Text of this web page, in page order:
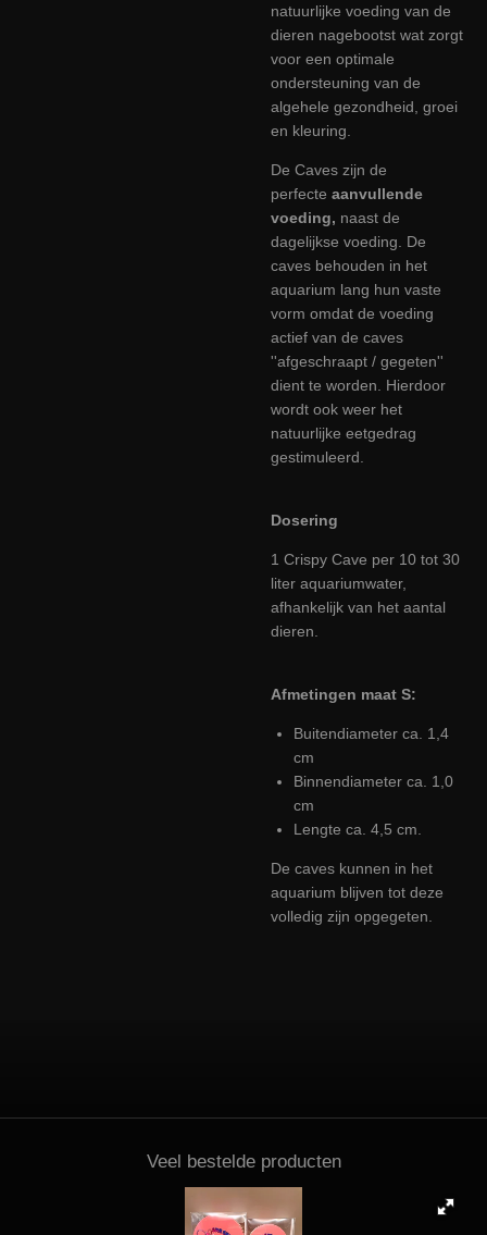
natuurlijke voeding van de
dieren nagebootst wat zorgt
voor een optimale
ondersteuning van de
algehele gezondheid, groei
en kleuring.
De Caves zijn de
perfecte aanvullende
voeding, naast de
dagelijkse voeding. De
caves behouden in het
aquarium lang hun vaste
vorm omdat de voeding
actief van de caves
''afgeschraapt / gegeten''
dient te worden. Hierdoor
wordt ook weer het
natuurlijke eetgedrag
gestimuleerd.
Dosering
1 Crispy Cave per 10 tot 30
liter aquariumwater,
afhankelijk van het aantal
dieren.
Afmetingen maat S:
Buitendiameter ca. 1,4
cm
Binnendiameter ca. 1,0
cm
Lengte ca. 4,5 cm.
De caves kunnen in het
aquarium blijven tot deze
volledig zijn opgegeten.
Veel bestelde producten